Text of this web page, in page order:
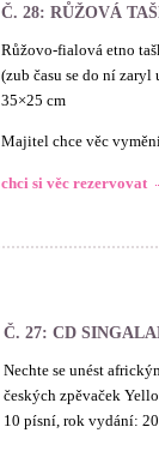
Č. 28: RŮŽOVÁ
Růžovo-fialová etno
(zub času se do ní
35×25 cm
Majitel chce věc
chci si věc rezervovat
Č. 27: CD
Nechte se unést
českých zpěvaček
10 písní, rok vydání: